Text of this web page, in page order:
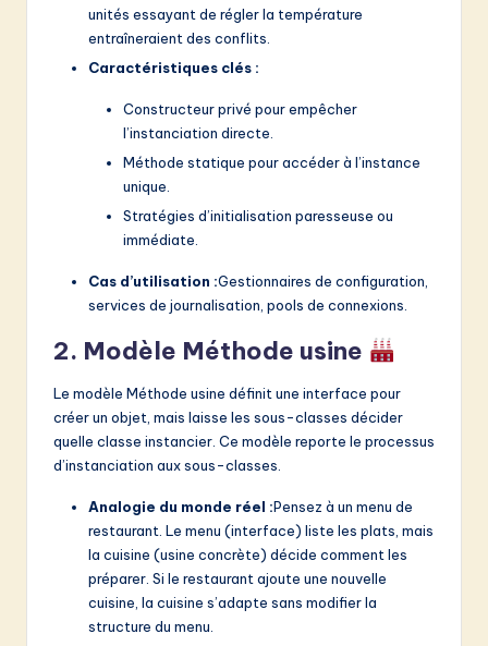
unités essayant de régler la température
entraîneraient des conflits.
Caractéristiques clés :
Constructeur privé pour empêcher
l’instanciation directe.
Méthode statique pour accéder à l’instance
unique.
Stratégies d’initialisation paresseuse ou
immédiate.
Cas d’utilisation :Gestionnaires de configuration,
services de journalisation, pools de connexions.
2. Modèle Méthode usine
Le modèle Méthode usine définit une interface pour
créer un objet, mais laisse les sous-classes décider
quelle classe instancier. Ce modèle reporte le processus
d’instanciation aux sous-classes.
Analogie du monde réel :Pensez à un menu de
restaurant. Le menu (interface) liste les plats, mais
la cuisine (usine concrète) décide comment les
préparer. Si le restaurant ajoute une nouvelle
cuisine, la cuisine s’adapte sans modifier la
structure du menu.